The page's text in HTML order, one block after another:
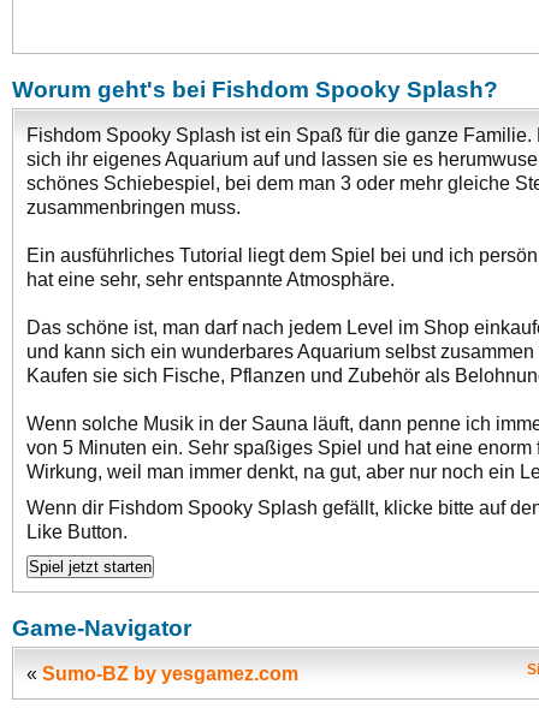
Worum geht's bei Fishdom Spooky Splash?
Fishdom Spooky Splash ist ein Spaß für die ganze Familie.
sich ihr eigenes Aquarium auf und lassen sie es
schönes Schiebespiel, bei dem man 3 oder mehr gleiche
zusammenbringen muss.
Ein ausführliches Tutorial liegt dem Spiel bei und ich
hat eine sehr, sehr entspannte Atmosphäre.
Das schöne ist, man darf nach jedem Level im Shop
und kann sich ein wunderbares Aquarium selbst zusammen
Kaufen sie sich Fische, Pflanzen und Zubehör als
Wenn solche Musik in der Sauna läuft, dann penne ich
von 5 Minuten ein. Sehr spaßiges Spiel und hat eine enorm
Wirkung, weil man immer denkt, na gut, aber nur noch ein
Wenn dir Fishdom Spooky Splash gefällt, klicke bitte auf
Like Button.
Game-Navigator
« Sumo-BZ by yesgamez.com